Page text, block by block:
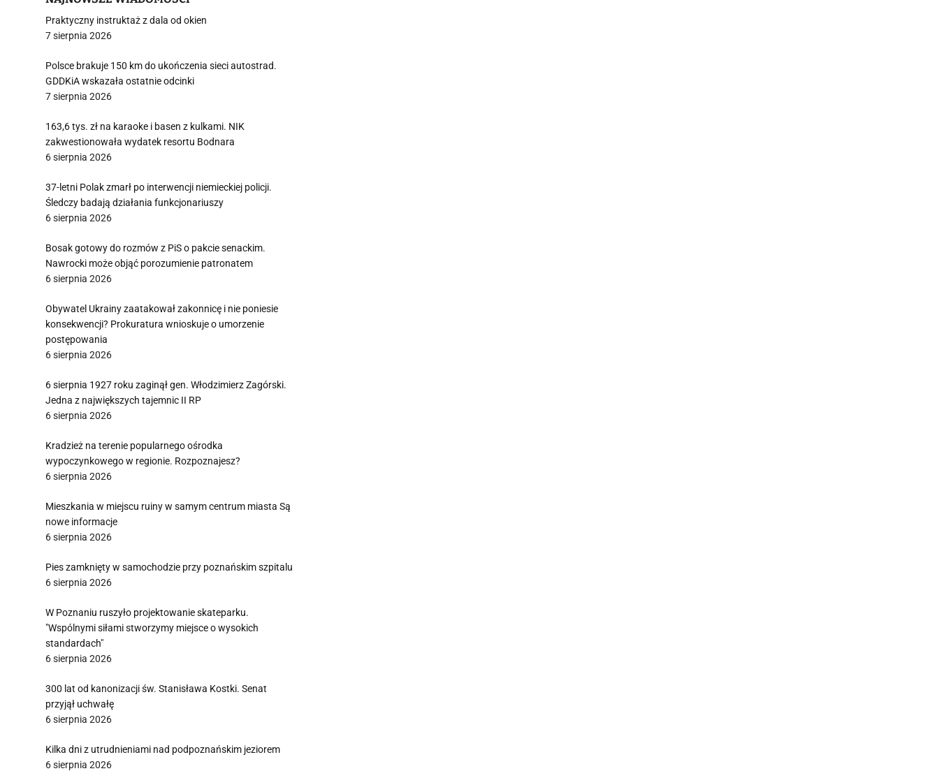
Praktyczny instruktaż z dala od okien
7 sierpnia 2026
Polsce brakuje 150 km do ukończenia sieci autostrad.
GDDKiA wskazała ostatnie odcinki
7 sierpnia 2026
163,6 tys. zł na karaoke i basen z kulkami. NIK
zakwestionowała wydatek resortu Bodnara
6 sierpnia 2026
37-letni Polak zmarł po interwencji niemieckiej policji.
Śledczy badają działania funkcjonariuszy
6 sierpnia 2026
Bosak gotowy do rozmów z PiS o pakcie senackim.
Nawrocki może objąć porozumienie patronatem
6 sierpnia 2026
Obywatel Ukrainy zaatakował zakonnicę i nie poniesie
konsekwencji? Prokuratura wnioskuje o umorzenie
postępowania
6 sierpnia 2026
6 sierpnia 1927 roku zaginął gen. Włodzimierz Zagórski.
Jedna z największych tajemnic II RP
6 sierpnia 2026
Kradzież na terenie popularnego ośrodka
wypoczynkowego w regionie. Rozpoznajesz?
6 sierpnia 2026
Mieszkania w miejscu ruiny w samym centrum miasta Są
nowe informacje
6 sierpnia 2026
Pies zamknięty w samochodzie przy poznańskim szpitalu
6 sierpnia 2026
W Poznaniu ruszyło projektowanie skateparku.
"Wspólnymi siłami stworzymy miejsce o wysokich
standardach"
6 sierpnia 2026
300 lat od kanonizacji św. Stanisława Kostki. Senat
przyjął uchwałę
6 sierpnia 2026
Kilka dni z utrudnieniami nad podpoznańskim jeziorem
6 sierpnia 2026